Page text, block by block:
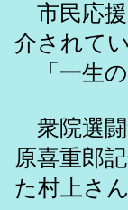
市民応援
介されて
「一生の
衆院選闘
原喜重郎
た村上さ